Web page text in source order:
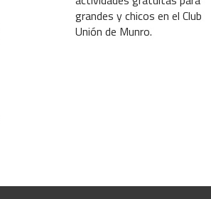
grandes y chicos en el Club
Unión de Munro.